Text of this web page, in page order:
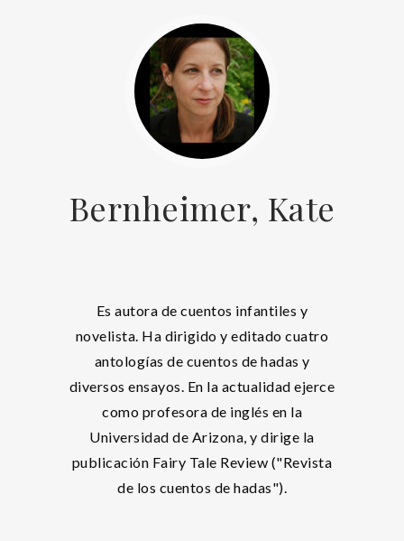
Bernheimer, Kate
Es autora de cuentos infantiles y
novelista. Ha dirigido y editado cuatro
antologías de cuentos de hadas y
diversos ensayos. En la actualidad ejerce
como profesora de inglés en la
Universidad de Arizona, y dirige la
publicación Fairy Tale Review ("Revista
de los cuentos de hadas").